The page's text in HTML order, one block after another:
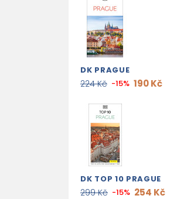
DK PRAGUE
224 Kč -15% 190 Kč
DK TOP 10 PRAGUE
299 Kč -15% 254 Kč